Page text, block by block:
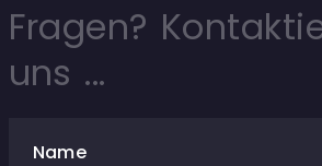
Fragen?
uns ...
Name